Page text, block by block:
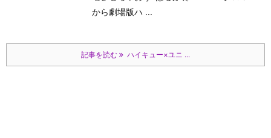
から劇場版ハ ...
記事を読む ハイキュー×ユニ ...